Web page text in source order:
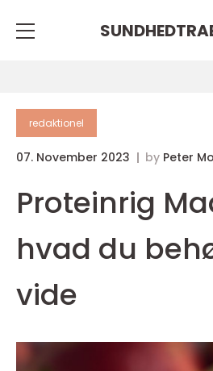
redaktionel
07. November 2023 by Peter
Proteinrig
hvad du
vide